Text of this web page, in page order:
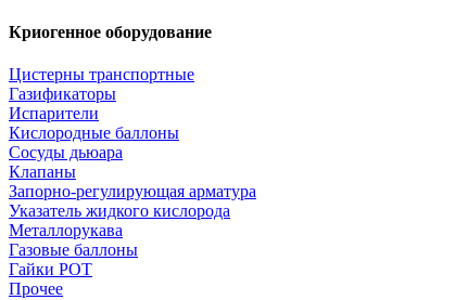
Криогенное оборудование
Цистерны транспортные
Газификаторы
Испарители
Кислородные баллоны
Сосуды дьюара
Клапаны
Запорно-регулирующая арматура
Указатель жидкого кислорода
Металлорукава
Газовые баллоны
Гайки РОТ
Прочее